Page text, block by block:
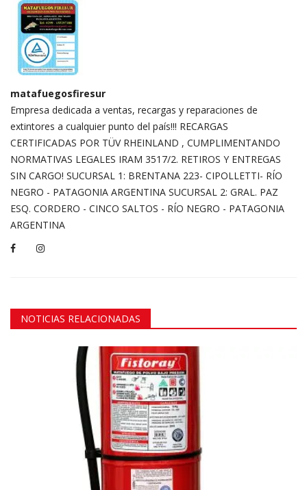
matafuegosfiresur
Empresa dedicada a ventas, recargas y reparaciones de
extintores a cualquier punto del país!!! RECARGAS
CERTIFICADAS POR TÜV RHEINLAND , CUMPLIMENTANDO
NORMATIVAS LEGALES IRAM 3517/2. RETIROS Y ENTREGAS
SIN CARGO! SUCURSAL 1: BRENTANA 223- CIPOLLETTI- RÍO
NEGRO - PATAGONIA ARGENTINA SUCURSAL 2: GRAL. PAZ
ESQ. CORDERO - CINCO SALTOS - RÍO NEGRO - PATAGONIA
ARGENTINA
NOTICIAS RELACIONADAS